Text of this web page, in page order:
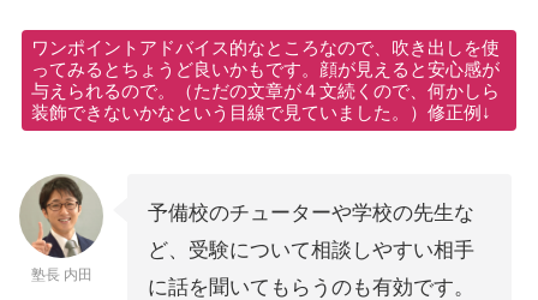
ワンポイントアドバイス的なところなので、吹き出しを使
ってみるとちょうど良いかもです。顔が見えると安心感が
与えられるので。（ただの文章が４文続くので、何かしら
装飾できないかなという目線で見ていました。）修正例↓
塾長 内田
予備校のチューターや学校の先生な
ど、受験について相談しやすい相手
に話を聞いてもらうのも有効です。